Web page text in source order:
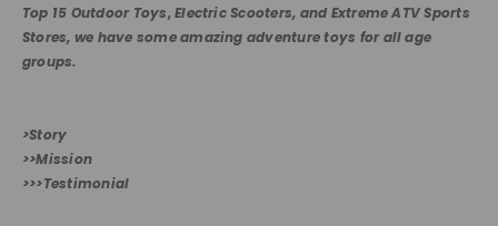
Top 15 Outdoor Toys, Electric Scooters, and Extreme ATV Sports
Stores, we have some amazing adventure toys for all age
groups.
>Story
>>Mission
>>>Testimonial